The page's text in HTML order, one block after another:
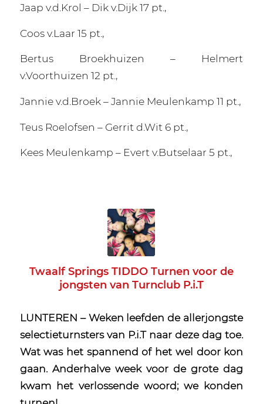
Jaap v.d.Krol – Dik v.Dijk 17 pt.,
Coos v.Laar 15 pt.,
Bertus Broekhuizen – Helmert
v.Voorthuizen 12 pt.,
Jannie v.d.Broek – Jannie Meulenkamp 11 pt.,
Teus Roelofsen – Gerrit d.Wit 6 pt.,
Kees Meulenkamp – Evert v.Butselaar 5 pt.,
Twaalf Springs TIDDO Turnen voor de
jongsten van Turnclub P.i.T
LUNTEREN – Weken leefden de allerjongste
selectieturnsters van P.i.T naar deze dag toe.
Wat was het spannend of het wel door kon
gaan. Anderhalve week voor de grote dag
kwam het verlossende woord; we konden